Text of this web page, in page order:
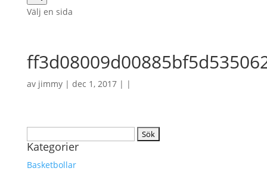
Välj en sida
av jimmy| dec 1, 2017 | |
efter:
Kategorier
Basketbollar